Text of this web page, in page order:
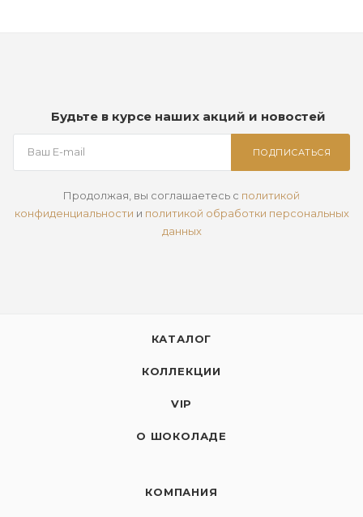
Будьте в курсе наших акций и новостей
ПОДПИСАТЬСЯ
Продолжая, вы соглашаетесь с политикой
конфиденциальности и политикой обработки персональных
данных
КАТАЛОГ
КОЛЛЕКЦИИ
VIP
О ШОКОЛАДЕ
КОМПАНИЯ